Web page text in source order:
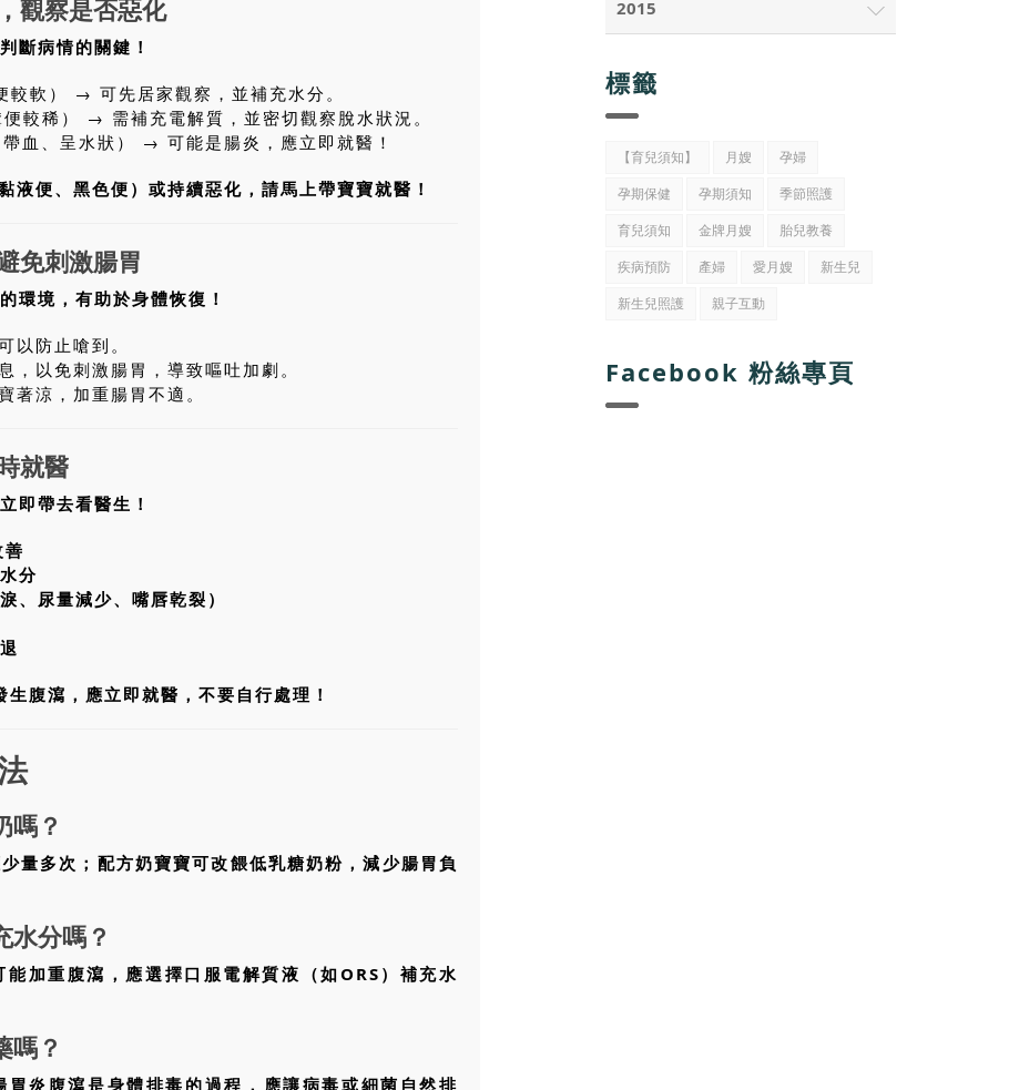
觀察是否惡化
斷病情的關鍵！
較軟） → 可先居家觀察，並補充水分。
較稀） → 需補充電解質，並密切觀察脫水狀況。
帶血、呈水狀） → 可能是腸炎，應立即就醫！
液便、黑色便）或持續惡化，請馬上帶寶寶就醫！
免刺激腸胃
環境，有助於身體恢復！
以防止嗆到。
，以免刺激腸胃，導致嘔吐加劇。
著涼，加重腸胃不適。
就醫
即帶去看醫生！
分
、尿量減少、嘴唇乾裂）
腹瀉，應立即就醫，不要自行處理！
嗎？
量多次；配方奶寶寶可改餵低乳糖奶粉，減少腸胃負
水分嗎？
加重腹瀉，應選擇口服電解質液（如ORS）補充水
嗎？
炎腹瀉是身體排毒的過程，應讓病毒或細菌自然排
2015
標籤
【育兒須知】 月嫂
孕婦
孕期保健
孕期須知
季節照護
育兒須知
金牌月嫂
胎兒教養
疾病預防
產婦 愛月嫂
新生兒
新生兒照護
親子互動
Facebook 粉絲專頁